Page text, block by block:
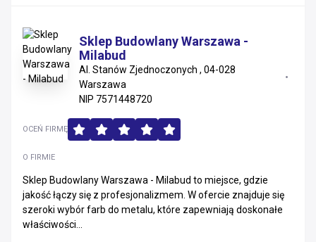
Sklep Budowlany Warszawa -
Milabud
Al. Stanów Zjednoczonych , 04-028
Warszawa
NIP 7571448720
O FIRMIE
Sklep Budowlany Warszawa - Milabud to miejsce, gdzie
jakość łączy się z profesjonalizmem. W ofercie znajduje się
szeroki wybór farb do metalu, które zapewniają doskonałe
właściwości...
OCEŃ FIRMĘ